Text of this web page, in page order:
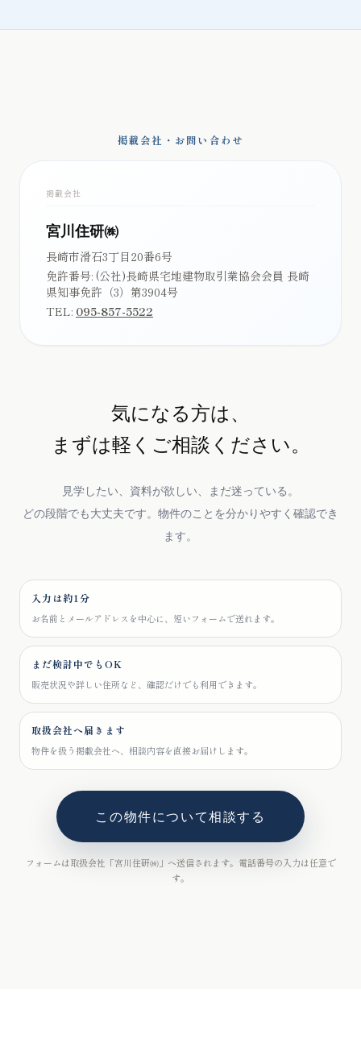
掲載会社・お問い合わせ
掲載会社
宮川住研㈱
長崎市滑石3丁目20番6号
免許番号: (公社)長崎県宅地建物取引業協会会員 長崎
県知事免許（3）第3904号
TEL: 095-857-5522
気になる方は、
まずは軽くご相談ください。
見学したい、資料が欲しい、まだ迷っている。
どの段階でも大丈夫です。物件のことを分かりやすく確認でき
ます。
入力は約1分
お名前とメールアドレスを中心に、短いフォームで送れます。
まだ検討中でもOK
販売状況や詳しい住所など、確認だけでも利用できます。
取扱会社へ届きます
物件を扱う掲載会社へ、相談内容を直接お届けします。
この物件について相談する
フォームは取扱会社「宮川住研㈱」へ送信されます。電話番号の入力は任意で
す。